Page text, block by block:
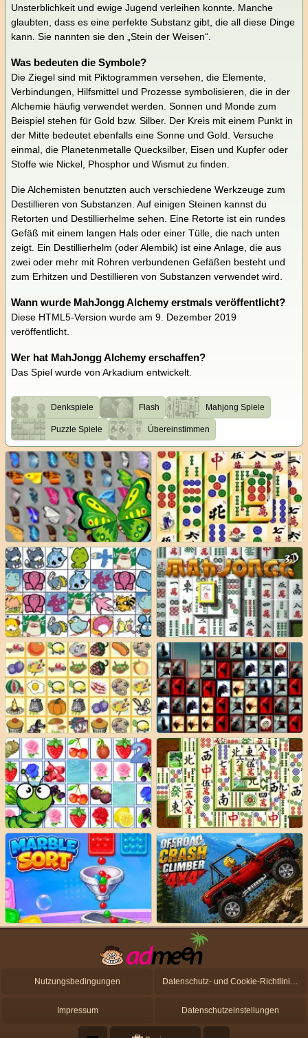
Unsterblichkeit und ewige Jugend verleihen konnte. Manche
glaubten, dass es eine perfekte Substanz gibt, die all diese Dinge
kann. Sie nannten sie den „Stein der Weisen“.
Was bedeuten die Symbole?
Die Ziegel sind mit Piktogrammen versehen, die Elemente,
Verbindungen, Hilfsmittel und Prozesse symbolisieren, die in der
Alchemie häufig verwendet werden. Sonnen und Monde zum
Beispiel stehen für Gold bzw. Silber. Der Kreis mit einem Punkt in
der Mitte bedeutet ebenfalls eine Sonne und Gold. Versuche
einmal, die Planetenmetalle Quecksilber, Eisen und Kupfer oder
Stoffe wie Nickel, Phosphor und Wismut zu finden.
Die Alchemisten benutzten auch verschiedene Werkzeuge zum
Destillieren von Substanzen. Auf einigen Steinen kannst du
Retorten und Destillierhelme sehen. Eine Retorte ist ein rundes
Gefäß mit einem langen Hals oder einer Tülle, die nach unten
zeigt. Ein Destillierhelm (oder Alembik) ist eine Anlage, die aus
zwei oder mehr mit Rohren verbundenen Gefäßen besteht und
zum Erhitzen und Destillieren von Substanzen verwendet wird.
Wann wurde MahJongg Alchemy erstmals veröffentlicht?
Diese HTML5-Version wurde am 9. Dezember 2019
veröffentlicht.
Wer hat MahJongg Alchemy erschaffen?
Das Spiel wurde von Arkadium entwickelt.
Denkspiele Flash Mahjong Spiele
Puzzle Spiele Übereinstimmen
Nutzungsbedingungen Datenschutz- und Cookie-Richtlinien
Impressum Datenschutzeinstellungen